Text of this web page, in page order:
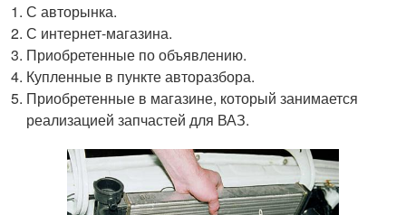
С авторынка.
С интернет-магазина.
Приобретенные по объявлению.
Купленные в пункте авторазбора.
Приобретенные в магазине, который занимается
реализацией запчастей для ВАЗ.